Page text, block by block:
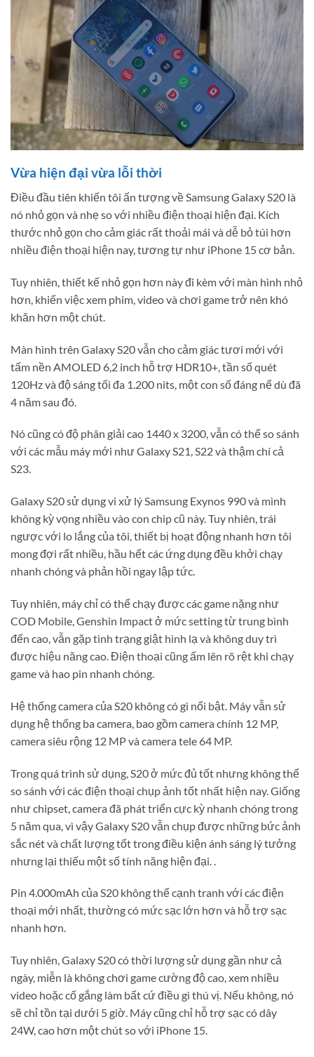
Vừa hiện đại vừa lỗi thời
Điều đầu tiên khiến tôi ấn tượng về Samsung Galaxy S20 là
nó nhỏ gọn và nhẹ so với nhiều điện thoại hiện đại. Kích
thước nhỏ gọn cho cảm giác rất thoải mái và dễ bỏ túi hơn
nhiều điện thoại hiện nay, tương tự như iPhone 15 cơ bản.
Tuy nhiên, thiết kế nhỏ gọn hơn này đi kèm với màn hình nhỏ
hơn, khiến việc xem phim, video và chơi game trở nên khó
khăn hơn một chút.
Màn hình trên Galaxy S20 vẫn cho cảm giác tươi mới với
tấm nền AMOLED 6,2 inch hỗ trợ HDR10+, tần số quét
120Hz và độ sáng tối đa 1.200 nits, một con số đáng nể dù đã
4 năm sau đó.
Nó cũng có độ phân giải cao 1440 x 3200, vẫn có thể so sánh
với các mẫu máy mới như Galaxy S21, S22 và thậm chí cả
S23.
Galaxy S20 sử dụng vi xử lý Samsung Exynos 990 và mình
không kỳ vọng nhiều vào con chip cũ này. Tuy nhiên, trái
ngược với lo lắng của tôi, thiết bị hoạt động nhanh hơn tôi
mong đợi rất nhiều, hầu hết các ứng dụng đều khởi chạy
nhanh chóng và phản hồi ngay lập tức.
Tuy nhiên, máy chỉ có thể chạy được các game nặng như
COD Mobile, Genshin Impact ở mức setting từ trung bình
đến cao, vẫn gặp tình trạng giật hình lạ và không duy trì
được hiệu năng cao. Điện thoại cũng ấm lên rõ rệt khi chạy
game và hao pin nhanh chóng.
Hệ thống camera của S20 không có gì nổi bật. Máy vẫn sử
dụng hệ thống ba camera, bao gồm camera chính 12 MP,
camera siêu rộng 12 MP và camera tele 64 MP.
Trong quá trình sử dụng, S20 ở mức đủ tốt nhưng không thể
so sánh với các điện thoại chụp ảnh tốt nhất hiện nay. Giống
như chipset, camera đã phát triển cực kỳ nhanh chóng trong
5 năm qua, vì vậy Galaxy S20 vẫn chụp được những bức ảnh
sắc nét và chất lượng tốt trong điều kiện ánh sáng lý tưởng
nhưng lại thiếu một số tính năng hiện đại. .
Pin 4.000mAh của S20 không thể cạnh tranh với các điện
thoại mới nhất, thường có mức sạc lớn hơn và hỗ trợ sạc
nhanh hơn.
Tuy nhiên, Galaxy S20 có thời lượng sử dụng gần như cả
ngày, miễn là không chơi game cường độ cao, xem nhiều
video hoặc cố gắng làm bất cứ điều gì thú vị. Nếu không, nó
sẽ chỉ tồn tại dưới 5 giờ. Máy cũng chỉ hỗ trợ sạc có dây
24W, cao hơn một chút so với iPhone 15.